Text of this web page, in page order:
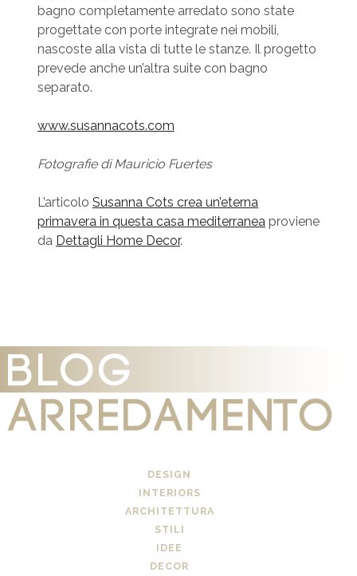
bagno completamente arredato sono state
progettate con porte integrate nei mobili,
nascoste alla vista di tutte le stanze. Il progetto
prevede anche un’altra suite con bagno
separato.
www.susannacots.com
Fotografie di Mauricio Fuertes
L’articolo Susanna Cots crea un’eterna
primavera in questa casa mediterranea proviene
da Dettagli Home Decor.
DESIGN
INTERIORS
ARCHITETTURA
STILI
IDEE
DECOR